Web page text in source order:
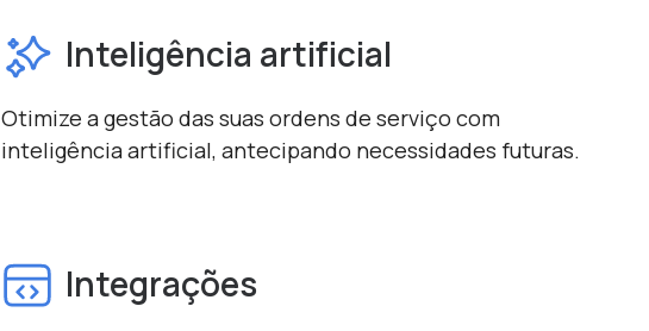
Inteligência artificial
Otimize a gestão das suas ordens de serviço com
inteligência artificial, antecipando necessidades futuras.
Integrações